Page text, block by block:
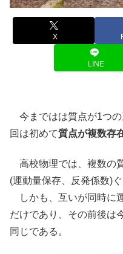
X
LINE
今まではは質点が1つの
回は初めて質点が複数存
高校物理では、複数の
(運動量保存、反発係数)ぐ
しかも、互いが同時に
だけであり、その前後は
同じである。